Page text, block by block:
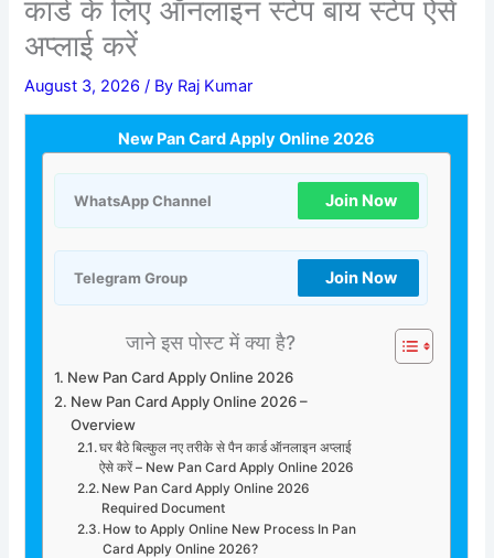
कार्ड के लिए ऑनलाइन स्टेप बाय स्टेप ऐसे
अप्लाई करें
August 3, 2026/ By Raj Kumar
New Pan Card Apply Online 2026
WhatsApp Channel Join Now
Telegram Group Join Now
जाने इस पोस्ट में क्या है?
New Pan Card Apply Online 2026
New Pan Card Apply Online 2026 –
Overview
घर बैठे बिल्कुल नए तरीके से पैन कार्ड ऑनलाइन अप्लाई
ऐसे करें – New Pan Card Apply Online 2026
New Pan Card Apply Online 2026
Required Document
How to Apply Online New Process In Pan
Card Apply Online 2026?